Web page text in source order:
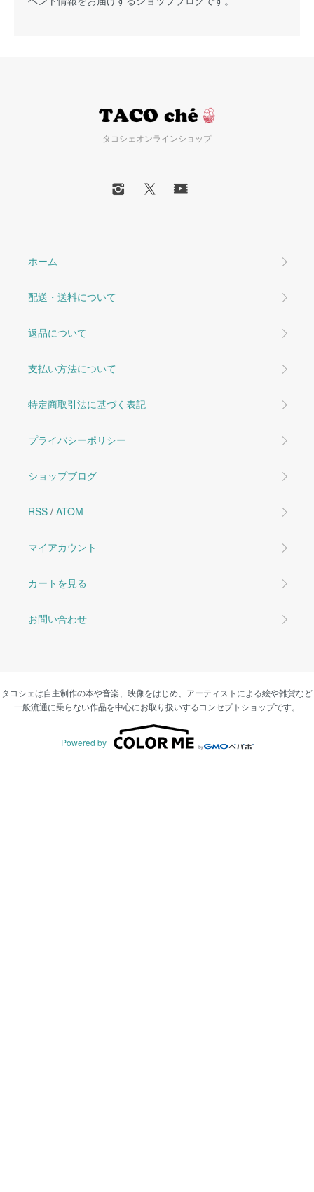
タコシェオンラインショップ
ホーム
配送・送料について
返品について
支払い方法について
特定商取引法に基づく表記
プライバシーポリシー
ショップブログ
RSS / ATOM
マイアカウント
カートを見る
お問い合わせ
タコシェは自主制作の本や音楽、映像をはじめ、アーティストによる絵や雑貨など
一般流通に乗らない作品を中心にお取り扱いするコンセプトショップです。
Powered by